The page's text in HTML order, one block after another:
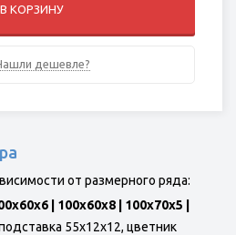
В КОРЗИНУ
дешевле?
от размерного ряда:
| 100х60х8 | 100х70х5 |
55х12х12, цветник